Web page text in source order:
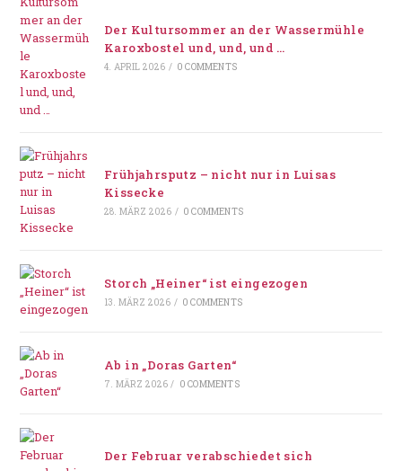
Der Kultursommer an der Wassermühle
Karoxbostel und, und, und …
4. APRIL 2026 / 0 COMMENTS
Frühjahrsputz – nicht nur in Luisas
Kissecke
28. MÄRZ 2026 / 0 COMMENTS
Storch „Heiner“ ist eingezogen
13. MÄRZ 2026 / 0 COMMENTS
Ab in „Doras Garten“
7. MÄRZ 2026 / 0 COMMENTS
Der Februar verabschiedet sich